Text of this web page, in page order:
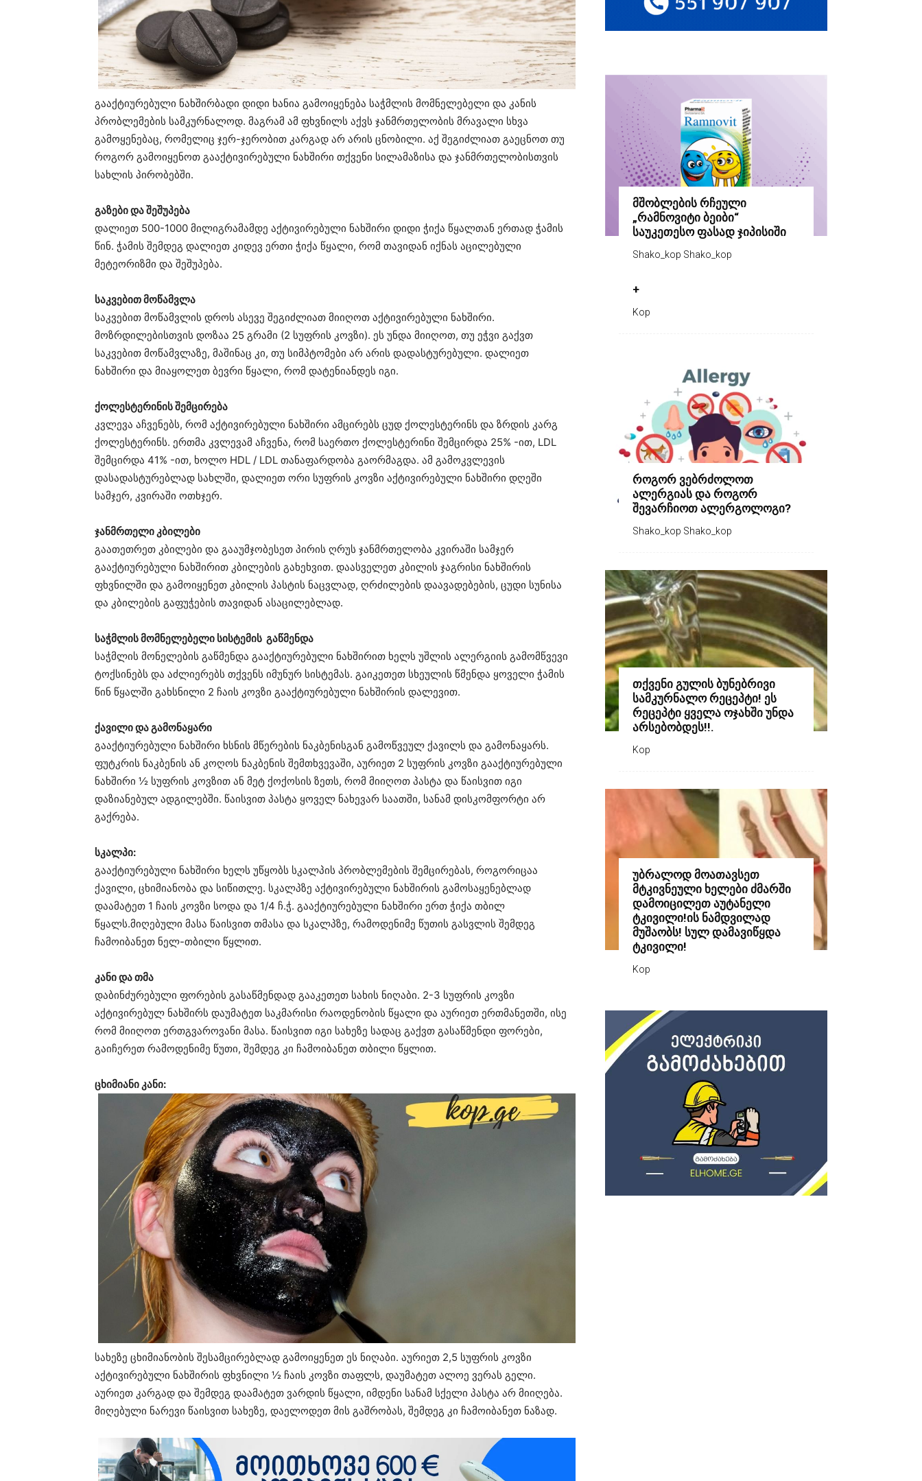
გააქტიურებული ნახშირბადი დიდი ხანია გამოიყენება საჭმლის მომნელებელი და კანის
პრობლემების სამკურნალოდ. მაგრამ ამ ფხვნილს აქვს ჯანმრთელობის მრავალი სხვა
გამოყენებაც, რომელიც ჯერ-ჯერობით კარგად არ არის ცნობილი. აქ შეგიძლიათ გაეცნოთ თუ
როგორ გამოიყენოთ გააქტივირებული ნახშირი თქვენი სილამაზისა და ჯანმრთელობისთვის
სახლის პირობებში.
გაზები და შეშუპება
დალიეთ 500-1000 მილიგრამამდე აქტივირებული ნახშირი დიდი ჭიქა წყალთან ერთად ჭამის
წინ. ჭამის შემდეგ დალიეთ კიდევ ერთი ჭიქა წყალი, რომ თავიდან იქნას აცილებული
მეტეორიზმი და შეშუპება.
საკვებით მოწამვლა
საკვებით მოწამვლის დროს ასევე შეგიძლიათ მიიღოთ აქტივირებული ნახშირი.
მოზრდილებისთვის დოზაა 25 გრამი (2 სუფრის კოვზი). ეს უნდა მიიღოთ, თუ ეჭვი გაქვთ
საკვებით მოწამვლაზე, მაშინაც კი, თუ სიმპტომები არ არის დადასტურებული. დალიეთ
ნახშირი და მიაყოლეთ ბევრი წყალი, რომ დატენიანდეს იგი.
ქოლესტერინის შემცირება
კვლევა აჩვენებს, რომ აქტივირებული ნახშირი ამცირებს ცუდ ქოლესტერინს და ზრდის კარგ
ქოლესტერინს. ერთმა კვლევამ აჩვენა, რომ საერთო ქოლესტერინი შემცირდა 25% -ით, LDL
შემცირდა 41% -ით, ხოლო HDL / LDL თანაფარდობა გაორმაგდა. ამ გამოკვლევის
დასადასტურებლად სახლში, დალიეთ ორი სუფრის კოვზი აქტივირებული ნახშირი დღეში
სამჯერ, კვირაში ოთხჯერ.
ჯანმრთელი კბილები
გაათეთრეთ კბილები და გააუმჯობესეთ პირის ღრუს ჯანმრთელობა კვირაში სამჯერ
გააქტიურებული ნახშირით კბილების გახეხვით. დაასველეთ კბილის ჯაგრისი ნახშირის
ფხვნილში და გამოიყენეთ კბილის პასტის ნაცვლად, ღრძილების დაავადებების, ცუდი სუნისა
და კბილების გაფუჭების თავიდან ასაცილებლად.
საჭმლის მომნელებელი სისტემის გაწმენდა
საჭმლის მონელების გაწმენდა გააქტიურებული ნახშირით ხელს უშლის ალერგიის გამომწვევი
ტოქსინებს და აძლიერებს თქვენს იმუნურ სისტემას. გაიკეთეთ სხეულის წმენდა ყოველი ჭამის
წინ წყალში გახსნილი 2 ჩაის კოვზი გააქტიურებული ნახშირის დალევით.
ქავილი და გამონაყარი
გააქტიურებული ნახშირი ხსნის მწერების ნაკბენისგან გამოწვეულ ქავილს და გამონაყარს.
ფუტკრის ნაკბენის ან კოღოს ნაკბენის შემთხვევაში, აურიეთ 2 სუფრის კოვზი გააქტიურებული
ნახშირი ½ სუფრის კოვზით ან მეტ ქოქოსის ზეთს, რომ მიიღოთ პასტა და წაისვით იგი
დაზიანებულ ადგილებში. წაისვით პასტა ყოველ ნახევარ საათში, სანამ დისკომფორტი არ
გაქრება.
სკალპი:
გააქტიურებული ნახშირი ხელს უწყობს სკალპის პრობლემების შემცირებას, როგორიცაა
ქავილი, ცხიმიანობა და სიწითლე. სკალპზე აქტივირებული ნახშირის გამოსაყენებლად
დაამატეთ 1 ჩაის კოვზი სოდა და 1/4 ჩ.ჭ. გააქტიურებული ნახშირი ერთ ჭიქა თბილ
წყალს.მიღებული მასა წაისვით თმასა და სკალპზე, რამოდენიმე წუთის გასვლის შემდეგ
ჩამოიბანეთ ნელ-თბილი წყლით.
კანი და თმა
დაბინძურებული ფორების გასაწმენდად გააკეთეთ სახის ნიღაბი. 2-3 სუფრის კოვზი
აქტივირებულ ნახშირს დაუმატეთ საკმარისი რაოდენობის წყალი და აურიეთ ერთმანეთში, ისე
რომ მიიღოთ ერთგვაროვანი მასა. წაისვით იგი სახეზე სადაც გაქვთ გასაწმენდი ფორები,
გაიჩერეთ რამოდენიმე წუთი, შემდეგ კი ჩამოიბანეთ თბილი წყლით.
ცხიმიანი კანი:
სახეზე ცხიმიანობის შესამცირებლად გამოიყენეთ ეს ნიღაბი. აურიეთ 2,5 სუფრის კოვზი
აქტივირებული ნახშირის ფხვნილი ½ ჩაის კოვზი თაფლს, დაუმატეთ ალოე ვერას გელი.
აურიეთ კარგად და შემდეგ დაამატეთ ვარდის წყალი, იმდენი სანამ სქელი პასტა არ მიიღება.
მიღებული ნარევი წაისვით სახეზე, დაელოდეთ მის გაშრობას, შემდეგ კი ჩამოიბანეთ ნაზად.
მშობლების რჩეული
„რამნოვიტი ბეიბი“
საუკეთესო ფასად ჯიპისიში
Shako_kop Shako_kop
+
Kop
როგორ ვებრძოლოთ
ალერგიას და როგორ
შევარჩიოთ ალერგოლოგი?
Shako_kop Shako_kop
თქვენი გულის ბუნებრივი
სამკურნალო რეცეპტი! ეს
რეცეპტი ყველა ოჯახში უნდა
არსებობდეს!!.
Kop
უბრალოდ მოათავსეთ
მტკივნეული ხელები ძმარში
დამოიცილეთ აუტანელი
ტკივილი!ის ნამდვილად
მუშაობს! სულ დამავიწყდა
ტკივილი!
Kop